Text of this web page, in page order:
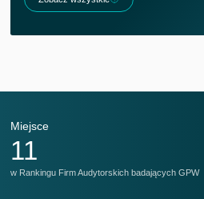
Miejsce
11
w Rankingu Firm Audytorskich badających GPW